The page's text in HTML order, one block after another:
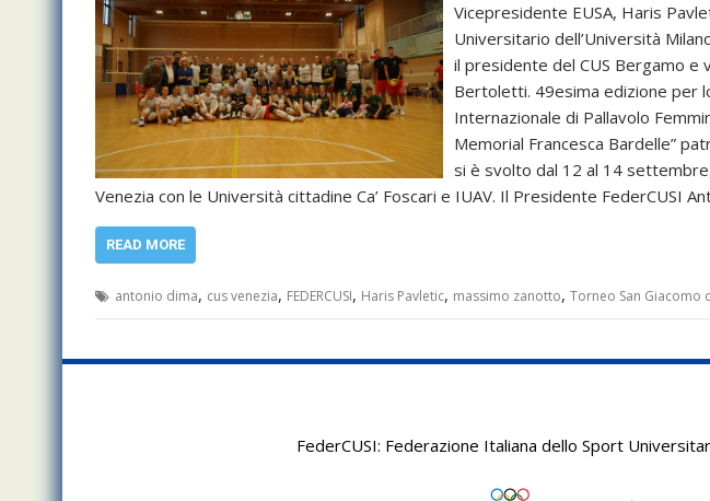
Vicepresidente EUSA, Haris
Universitario dell’Università
il presidente del CUS Bergamo e
Bertoletti. 49esima edizione per
Internazionale di Pallavolo
Memorial Francesca Bardelle”
si è svolto dal 12 al 14
Venezia con le Università cittadine Ca’ Foscari e IUAV. Il Presidente FederCUSI
READ MORE
antonio dima, cus venezia, FEDERCUSI, Haris Pavletic, massimo zanotto, Torneo San Giacomo
FederCUSI: Federazione Italiana dello Sport